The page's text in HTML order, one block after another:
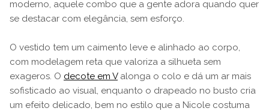
moderno, aquele combo que a gente adora quando quer
se destacar com elegância, sem esforço.
O vestido tem um caimento leve e alinhado ao corpo,
com modelagem reta que valoriza a silhueta sem
exageros. O decote em Valonga o colo e dá um ar mais
sofisticado ao visual, enquanto o drapeado no busto cria
um efeito delicado, bem no estilo que a Nicole costuma